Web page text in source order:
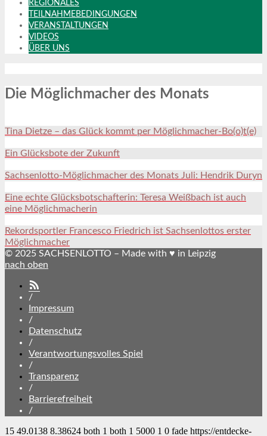
REGIONALES
TEILNAHMEBEDINGUNGEN
VERANSTALTUNGEN
VIDEOS
ÜBER UNS
Die Möglichmacher des Monats
Tina Dietze – das Glück kommt per Möglichmacher-Bo(o)t(e)
Ein Glücksbote der Zukunft
Sachsenlotto-Möglichmacher des Monats Juli: Hendrik Duryn
Eine echte Glücksbotschafterin: Teresa Weißbach ist auch
eine Möglichmacherin
Rekordsportler Francesco Friedrich ist Sachsenlottos erster
Möglichmacher
© 2025 SACHSENLOTTO – Made with ♥ in Leipzig
nach oben
/
Impressum
/
Datenschutz
/
Verantwortungsvolles Spiel
/
Transparenz
/
Barrierefreiheit
/
15 49.0138 8.38624 both 1 both 1 5000 1 0 fade https://entdecke-